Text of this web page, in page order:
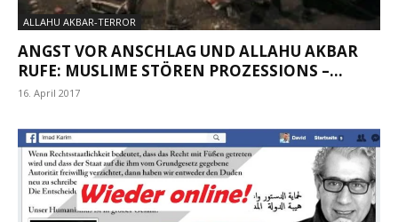
ALLAHU AKBAR-TERROR
ANGST VOR ANSCHLAG UND ALLAHU AKBAR
RUFE: MUSLIME STÖREN PROZESSIONS –...
16. April 2017